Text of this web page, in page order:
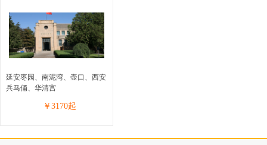
延安枣园、南泥湾、壶口、西安
兵马俑、华清宫
￥ 3170起